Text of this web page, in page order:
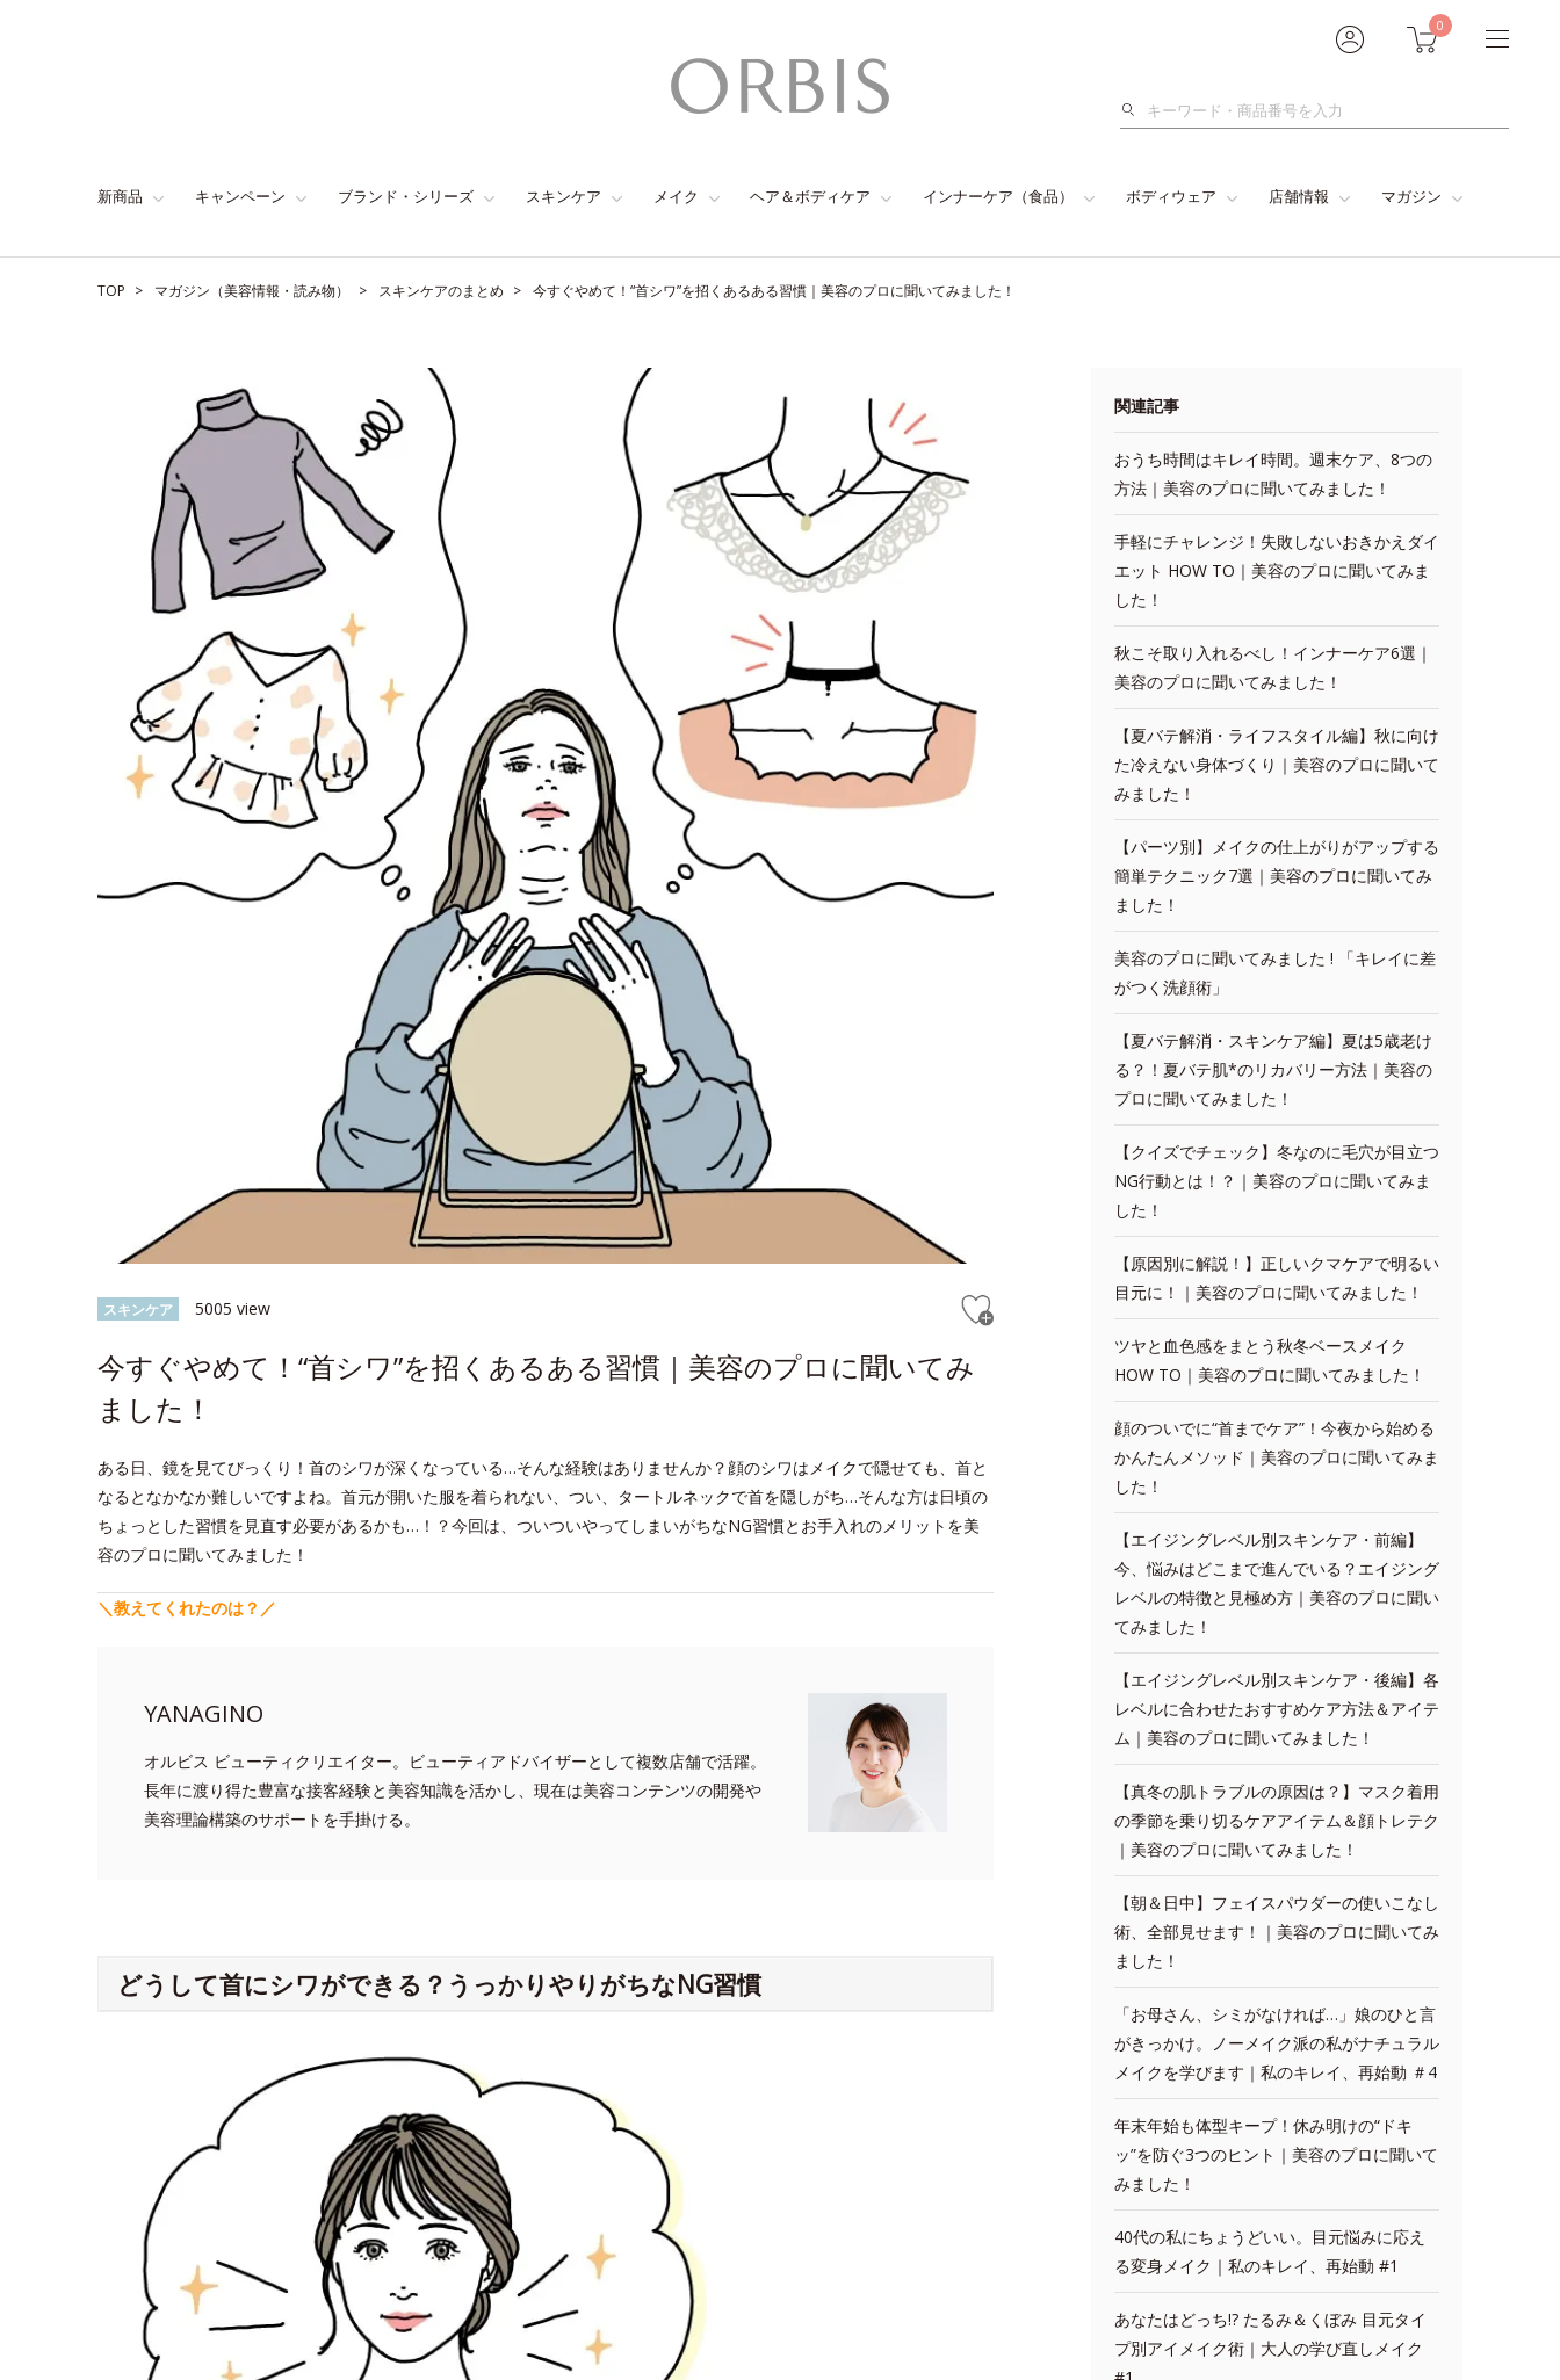
0
検
新商品 キャンペーン ブランド・シリーズ スキンケア メイク ヘア＆ボディケア インナーケア（食品） ボディウェア 店舗情報 マガジン
TOP マガジン（美容情報・読み物） スキンケアのまとめ 今すぐやめて！“首シワ”を招くあるある習慣｜美容のプロに聞いてみました！
スキンケア 5005 view
今すぐやめて！“首シワ”を招くあるある習慣｜美容のプロに聞いてみ
ました！
ある日、鏡を見てびっくり！首のシワが深くなっている…そんな経験はありませんか？顔のシワはメイクで隠せても、首と
なるとなかなか難しいですよね。首元が開いた服を着られない、つい、タートルネックで首を隠しがち…そんな方は日頃の
ちょっとした習慣を見直す必要があるかも…！？今回は、ついついやってしまいがちなNG習慣とお手入れのメリットを美
容のプロに聞いてみました！
＼教えてくれたのは？／
YANAGINO
オルビス ビューティクリエイター。ビューティアドバイザーとして複数店舗で活躍。
長年に渡り得た豊富な接客経験と美容知識を活かし、現在は美容コンテンツの開発や
美容理論構築のサポートを手掛ける。
どうして首にシワができる？うっかりやりがちなNG習慣
関連記事
おうち時間はキレイ時間。週末ケア、8つの
方法｜美容のプロに聞いてみました！
手軽にチャレンジ！失敗しないおきかえダイ
エット HOW TO｜美容のプロに聞いてみま
した！
秋こそ取り入れるべし！インナーケア6選｜
美容のプロに聞いてみました！
【夏バテ解消・ライフスタイル編】秋に向け
た冷えない身体づくり｜美容のプロに聞いて
みました！
【パーツ別】メイクの仕上がりがアップする
簡単テクニック7選｜美容のプロに聞いてみ
ました！
美容のプロに聞いてみました ! 「キレイに差
がつく洗顔術」
【夏バテ解消・スキンケア編】夏は5歳老け
る？！夏バテ肌*のリカバリー方法｜美容の
プロに聞いてみました！
【クイズでチェック】冬なのに毛穴が目立つ
NG行動とは！？｜美容のプロに聞いてみま
した！
【原因別に解説！】正しいクマケアで明るい
目元に！｜美容のプロに聞いてみました！
ツヤと血色感をまとう秋冬ベースメイク
HOW TO｜美容のプロに聞いてみました！
顔のついでに“首までケア”！今夜から始める
かんたんメソッド｜美容のプロに聞いてみま
した！
【エイジングレベル別スキンケア・前編】
今、悩みはどこまで進んでいる？エイジング
レベルの特徴と見極め方｜美容のプロに聞い
てみました！
【エイジングレベル別スキンケア・後編】各
レベルに合わせたおすすめケア方法＆アイテ
ム｜美容のプロに聞いてみました！
【真冬の肌トラブルの原因は？】マスク着用
の季節を乗り切るケアアイテム＆顔トレテク
｜美容のプロに聞いてみました！
【朝＆日中】フェイスパウダーの使いこなし
術、全部見せます！｜美容のプロに聞いてみ
ました！
「お母さん、シミがなければ…」娘のひと言
がきっかけ。ノーメイク派の私がナチュラル
メイクを学びます｜私のキレイ、再始動 ＃4
年末年始も体型キープ！休み明けの“ドキ
ッ”を防ぐ3つのヒント｜美容のプロに聞いて
みました！
40代の私にちょうどいい。目元悩みに応え
る変身メイク｜私のキレイ、再始動 #1
あなたはどっち!? たるみ＆くぼみ 目元タイ
プ別アイメイク術｜大人の学び直しメイク